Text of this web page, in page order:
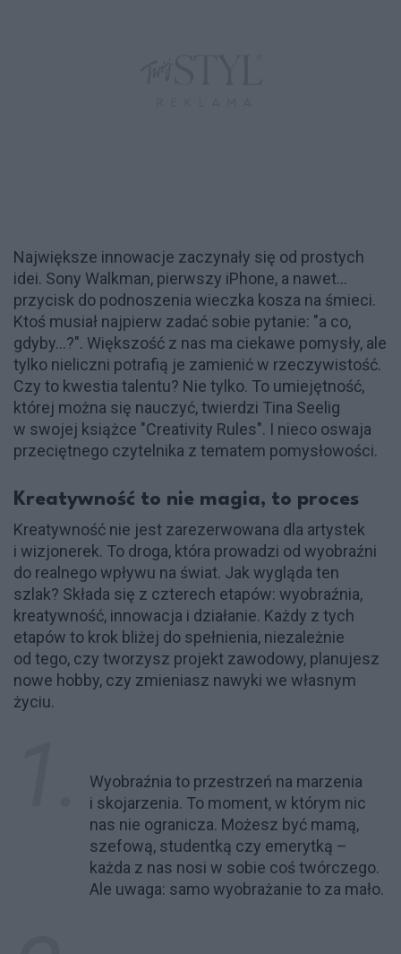
Największe innowacje zaczynały się od prostych
idei. Sony Walkman, pierwszy iPhone, a nawet...
przycisk do podnoszenia wieczka kosza na śmieci.
Ktoś musiał najpierw zadać sobie pytanie: "a co,
gdyby...?". Większość z nas ma ciekawe pomysły, ale
tylko nieliczni potrafią je zamienić w rzeczywistość.
Czy to kwestia talentu? Nie tylko. To umiejętność,
której można się nauczyć, twierdzi Tina Seelig
w swojej książce "Creativity Rules". I nieco oswaja
przeciętnego czytelnika z tematem pomysłowości.
Kreatywność to nie magia, to proces
Kreatywność nie jest zarezerwowana dla artystek
i wizjonerek. To droga, która prowadzi od wyobraźni
do realnego wpływu na świat. Jak wygląda ten
szlak? Składa się z czterech etapów: wyobraźnia,
kreatywność, innowacja i działanie. Każdy z tych
etapów to krok bliżej do spełnienia, niezależnie
od tego, czy tworzysz projekt zawodowy, planujesz
nowe hobby, czy zmieniasz nawyki we własnym
życiu.
Wyobraźnia to przestrzeń na marzenia
i skojarzenia. To moment, w którym nic
nas nie ogranicza. Możesz być mamą,
szefową, studentką czy emerytką –
każda z nas nosi w sobie coś twórczego.
Ale uwaga: samo wyobrażanie to za mało.